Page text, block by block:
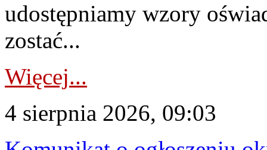
udostępniamy wzory
zostać...
Więcej...
4 sierpnia 2026, 09:03